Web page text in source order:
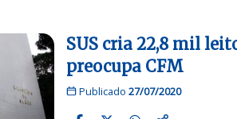
SUS cria 22,8 mil
preocupa CFM
Publicado 27/07/2020